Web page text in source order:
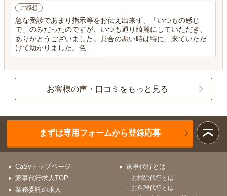
ご感想
急な受診であまり指示等をお伝え出来ず、「いつもの感じ
で」のみだったのですが、いつも通り綺麗にしていただき、
ありがとうございました。具合の悪い時は特に、来ていただ
けて助かりました。色...
お客様の声・口コミをもっと見る
まずは専用フォームから登録応募
CaSyトップページ
家事代行求人TOP
業務委託の求人
家事代行とは
お掃除代行とは
お料理代行とは